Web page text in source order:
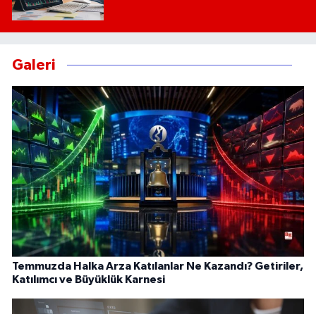
Galeri
Temmuzda Halka Arza Katılanlar Ne Kazandı? Getiriler,
Katılımcı ve Büyüklük Karnesi